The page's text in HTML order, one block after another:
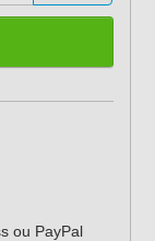
ou PayPal